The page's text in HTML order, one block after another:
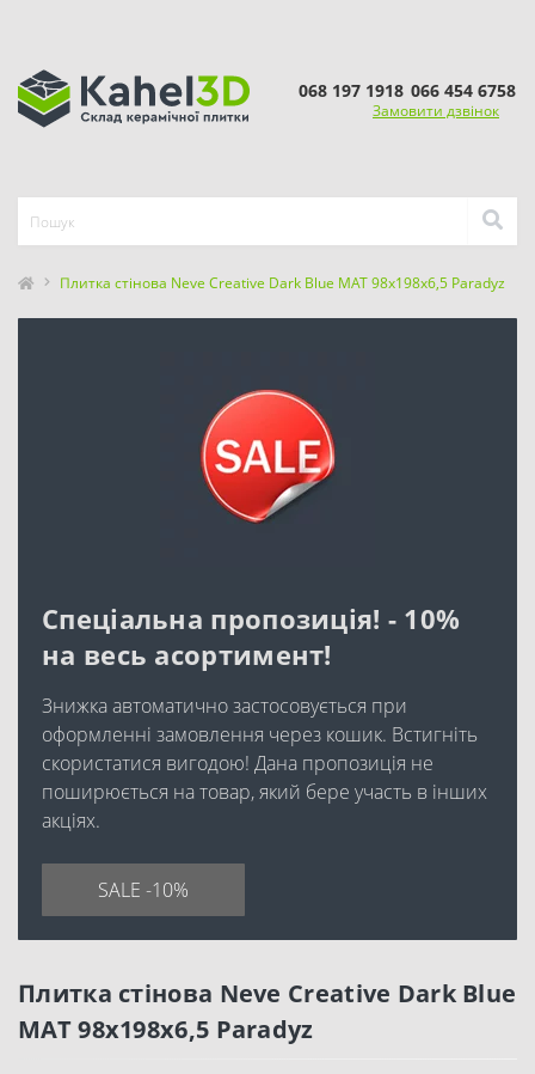
068 197 1918 066 454 6758
Замовити дзвінок
Плитка стінова Neve Creative Dark Blue MAT 98x198x6,5 Paradyz
Спеціальна пропозиція! - 10%
на весь асортимент!
Знижка автоматично застосовується при
оформленні замовлення через кошик. Встигніть
скористатися вигодою! Дана пропозиція не
поширюється на товар, який бере участь в інших
акціях.
SALE -10%
Плитка стінова Neve Creative Dark Blue
MAT 98x198x6,5 Paradyz